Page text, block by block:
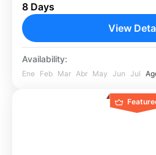
empezando en Tánger,
azul” de Chefchaouen,
Tánger
Fácil
1 Person
8 Days
View
Availability:
Ene Feb Mar Abr May Jun Jul